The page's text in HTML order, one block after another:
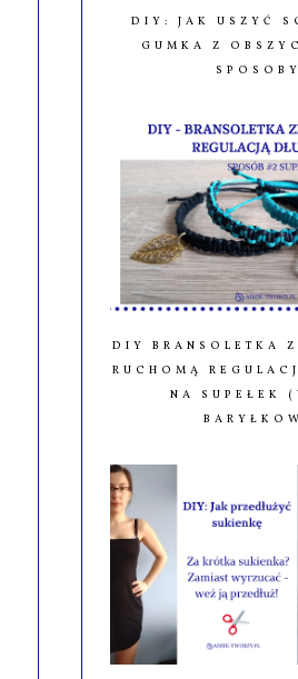
DIY: JAK USZYĆ
GUMKA Z
DIY BRANSOLETKA
RUCHOMĄ
NA SUPEŁEK